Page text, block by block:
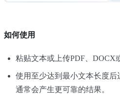
如何使用
粘贴文本或上传PDF、DOCX
使用至少达到最小文本长度后
通常会产生更可靠的结果。